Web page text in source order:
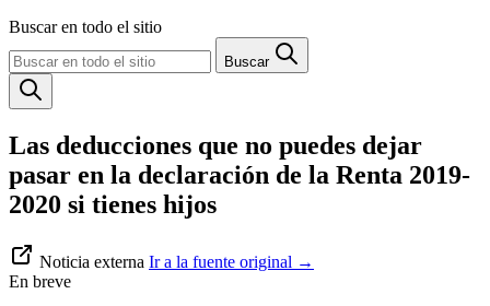
Buscar en todo el sitio
Buscar
Las deducciones que no puedes dejar
pasar en la declaración de la Renta 2019-
2020 si tienes hijos
Noticia externa Ir a la fuente original →
En breve